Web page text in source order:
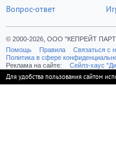
Вопрос-ответ
© 2000-2026, ООО "КЕПРЕЙТ
Помощь
Правила Связаться с
Политика в сфере
Реклама на сайте:
Cейлз-хаус
Для удобства пользования сайтом